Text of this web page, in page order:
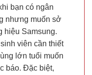
bạn có ngân
nhưng muốn sở
hiệu Samsung.
viên cần thiết
lớn tuổi muốn
báo. Đặc biệt,